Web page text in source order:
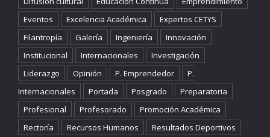
Eventos
Excelencia Académica
Expertos CETYS
Filantropía
Galería Ingeniería
Innovación
Institucional
Internacionales
Investigación
Liderazgo
Opinión P. Emprendedor
P.
Internacionales
Portada Posgrado
Preparatoria
Profesional
Profesorado
Promoción Académica
Rectoría
Recursos Humanos Resultados Deportivos